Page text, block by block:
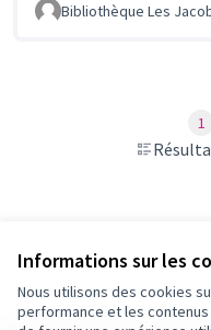
Informations sur les
Nous utilisons des cookies
performance et les
Bibliothèque Les
1
Conditions d'utilisation